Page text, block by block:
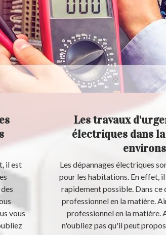
il est
vous
Les travaux
électriques dans
Les dépannages électriques
pour les habitations. En effet,
rapidement possible. Dans ce
professionnel en la matière.
professionnel en la matière.
n'oubliez pas qu'il peut